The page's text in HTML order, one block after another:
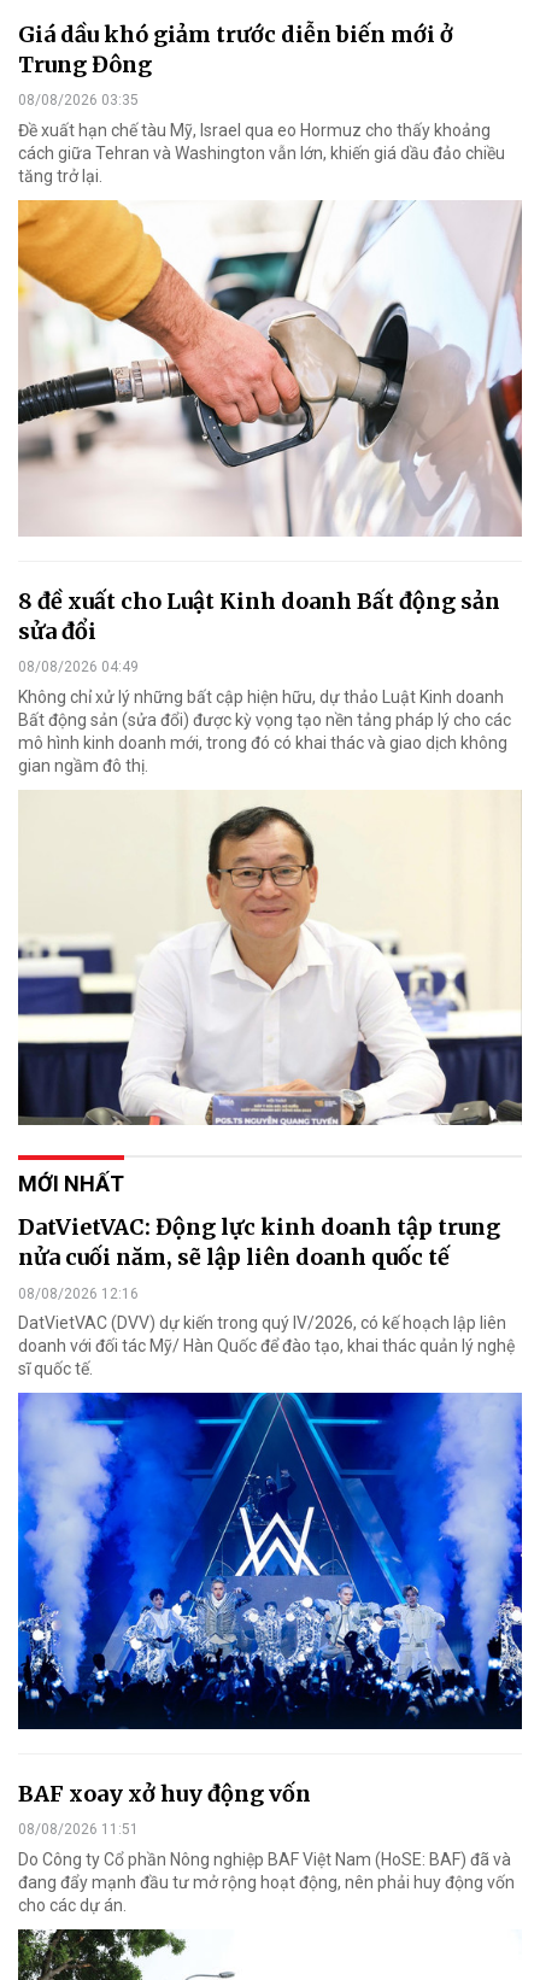
Giá dầu khó giảm trước diễn biến mới ở
Trung Đông
08/08/2026 03:35
Đề xuất hạn chế tàu Mỹ, Israel qua eo Hormuz cho thấy khoảng
cách giữa Tehran và Washington vẫn lớn, khiến giá dầu đảo chiều
tăng trở lại.
8 đề xuất cho Luật Kinh doanh Bất động sản
sửa đổi
08/08/2026 04:49
Không chỉ xử lý những bất cập hiện hữu, dự thảo Luật Kinh doanh
Bất động sản (sửa đổi) được kỳ vọng tạo nền tảng pháp lý cho các
mô hình kinh doanh mới, trong đó có khai thác và giao dịch không
gian ngầm đô thị.
MỚI NHẤT
DatVietVAC: Động lực kinh doanh tập trung
nửa cuối năm, sẽ lập liên doanh quốc tế
08/08/2026 12:16
DatVietVAC (DVV) dự kiến trong quý IV/2026, có kế hoạch lập liên
doanh với đối tác Mỹ/ Hàn Quốc để đào tạo, khai thác quản lý nghệ
sĩ quốc tế.
BAF xoay xở huy động vốn
08/08/2026 11:51
Do Công ty Cổ phần Nông nghiệp BAF Việt Nam (HoSE: BAF) đã và
đang đẩy mạnh đầu tư mở rộng hoạt động, nên phải huy động vốn
cho các dự án.